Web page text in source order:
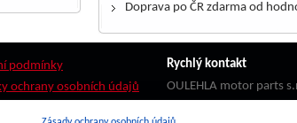
Doprava po ČR zdarma od
Rychlý kontakt
OULEHLA motor parts
podmínky
ochrany osobních údajů